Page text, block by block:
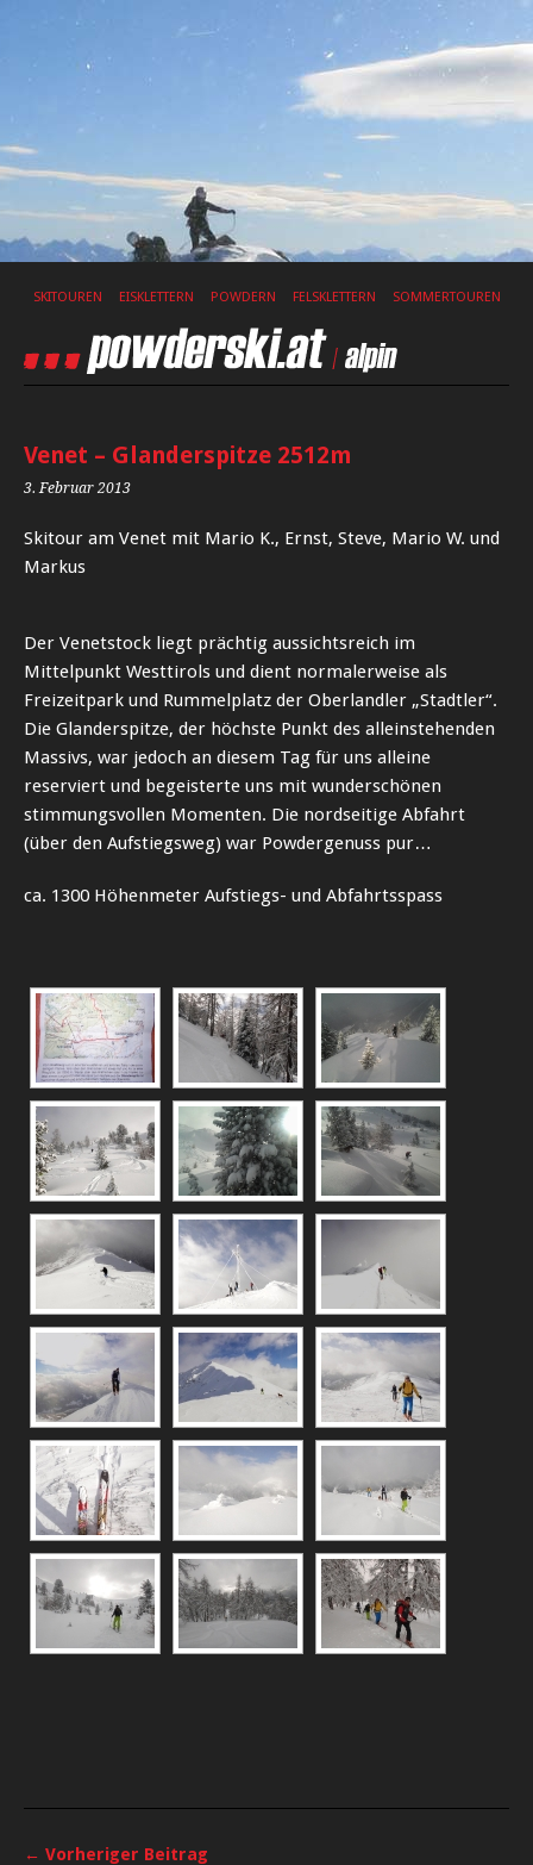
SKITOUREN EISKLETTERN POWDERN FELSKLETTERN SOMMERTOUREN
Venet – Glanderspitze 2512m
3. Februar 2013
Skitour am Venet mit Mario K., Ernst, Steve, Mario W. und
Markus
Der Venetstock liegt prächtig aussichtsreich im
Mittelpunkt Westtirols und dient normalerweise als
Freizeitpark und Rummelplatz der Oberlandler „Stadtler“.
Die Glanderspitze, der höchste Punkt des alleinstehenden
Massivs, war jedoch an diesem Tag für uns alleine
reserviert und begeisterte uns mit wunderschönen
stimmungsvollen Momenten. Die nordseitige Abfahrt
(über den Aufstiegsweg) war Powdergenuss pur…
ca. 1300 Höhenmeter Aufstiegs- und Abfahrtsspass
← Vorheriger Beitrag